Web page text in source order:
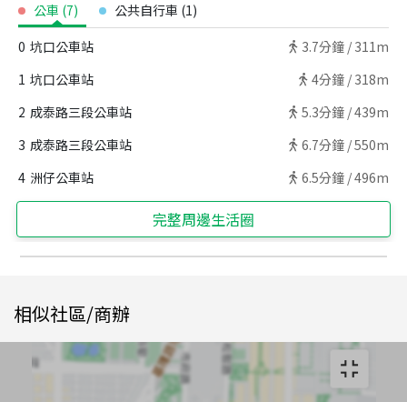
公車 (7) 公共自行車 (1)
0 坑口公車站 3.7分鐘 / 311m
1 坑口公車站 4分鐘 / 318m
2 成泰路三段公車站 5.3分鐘 /439m
3 成泰路三段公車站 6.7分鐘 /550m
4 洲仔公車站 6.5分鐘 /496m
完整周邊生活圈
相似社區/商辦